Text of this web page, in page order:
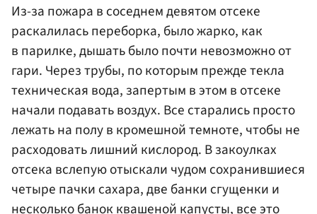
Из-за пожара в соседнем девятом отсеке
раскалилась переборка, было жарко, как
в парилке, дышать было почти невозможно от
гари. Через трубы, по которым прежде текла
техническая вода, запертым в этом в отсеке
начали подавать воздух. Все старались просто
лежать на полу в кромешной темноте, чтобы не
расходовать лишний кислород. В закоулках
отсека вслепую отыскали чудом сохранившиеся
четыре пачки сахара, две банки сгущенки и
несколько банок квашеной капусты, все это